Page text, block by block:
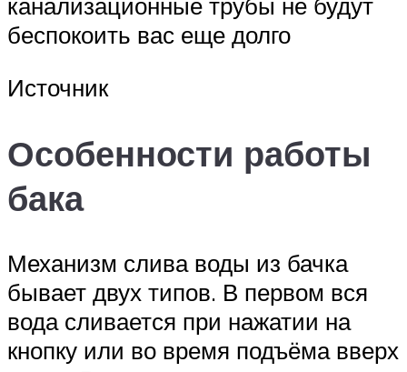
беспокоить вас еще долго
Источник
Особенности работы
бака
Механизм слива воды из бачка
бывает двух типов. В первом вся
вода сливается при нажатии на
кнопку или во время подъёма вверх